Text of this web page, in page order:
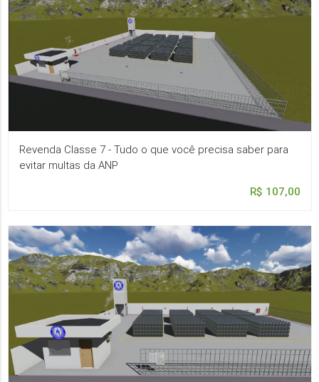
Revenda Classe 7 - Tudo o que você precisa saber para
evitar multas da ANP
R$ 107,00